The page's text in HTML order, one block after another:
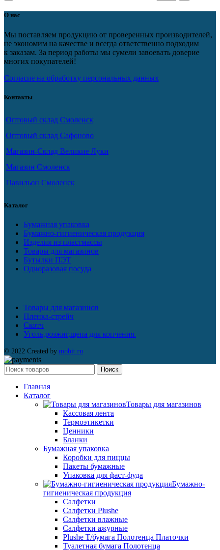
О нас
Мы поставляем продукцию от проверенных производителей,
не экономим на качестве и всегда ответственно подходим
к заказам. За период работы мы сумели завоевать доверие
многих покупателей!
Согласие на обработку персональных данных
Контакты
Оптовый склад Смоленск
Оптовый склад Сафоново
Магазин-Склад Великие Луки
Магазин Смоленск
Павильон Смоленск
Каталог
Бумажная упаковка
Бумажно-гигиеническая продукция
Изделия из пластмассы
Товары для магазинов
Бутылки ПЭТ
Одноразовая посуда
Товары для магазинов
Пленка-стрейч
Скотч
Уголь,розжиг,щепа для копчения.
© 2022 Created by mobit.ru
Поиск
Главная
Каталог
Товары для магазинов
Кассовая лента
Термоэтикетки
Ценники
Бланки
Бумажная упаковка
Коробки для пиццы
Пакеты бумажные
Упаковка для фаст-фуда
Бумажно-
гигиеническая продукция
Салфетки
Салфетки Plushe
Салфетки влажные
Салфетки ажурные
Plushe Т/бумага Полотенца Платочки
Туалетная бумага Полотенца